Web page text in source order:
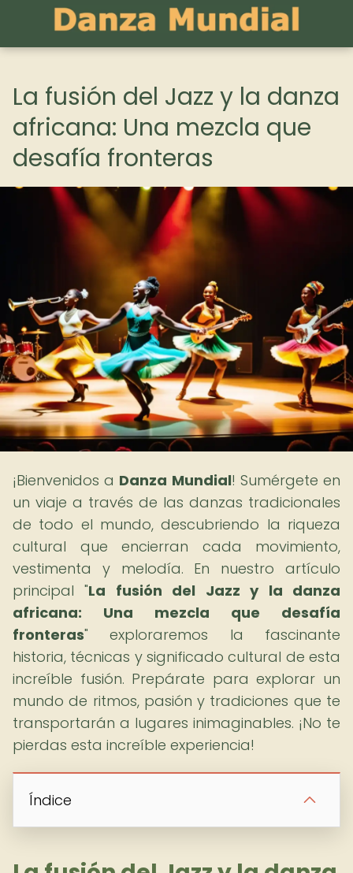
La fusión del Jazz y la danza
africana: Una mezcla que
desafía fronteras
¡Bienvenidos a Danza Mundial! Sumérgete en
un viaje a través de las danzas tradicionales
de todo el mundo, descubriendo la riqueza
cultural que encierran cada movimiento,
vestimenta y melodía. En nuestro artículo
principal "La fusión del Jazz y la danza
africana: Una mezcla que desafía
fronteras" exploraremos la fascinante
historia, técnicas y significado cultural de esta
increíble fusión. Prepárate para explorar un
mundo de ritmos, pasión y tradiciones que te
transportarán a lugares inimaginables. ¡No te
pierdas esta increíble experiencia!
Índice